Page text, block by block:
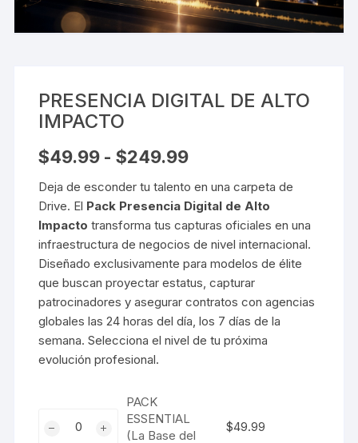
PRESENCIA DIGITAL DE ALTO
IMPACTO
$49.99 - $249.99Rango
desde
$49.99
hasta
$249.99
Deja de esconder tu talento en una carpeta de
Drive. El Pack Presencia Digital de Alto
Impacto transforma tus capturas oficiales en una
infraestructura de negocios de nivel internacional.
Diseñado exclusivamente para modelos de élite
que buscan proyectar estatus, capturar
patrocinadores y asegurar contratos con agencias
globales las 24 horas del día, los 7 días de la
semana. Selecciona el nivel de tu próxima
evolución profesional.
ESSENTIAL
PACK
ESSENTIAL
(La Base del
$49.99